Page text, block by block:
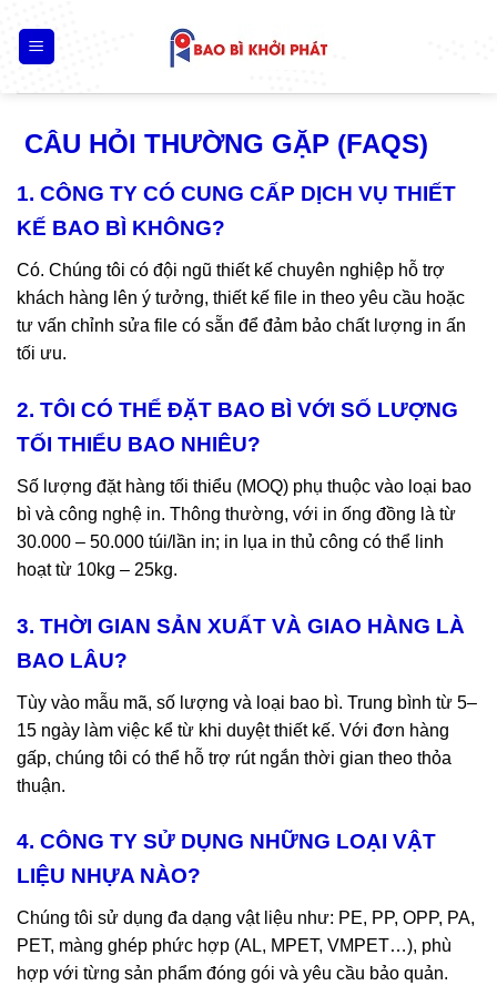
content
CÂU HỎI THƯỜNG GẶP (FAQS)
1. CÔNG TY CÓ CUNG CẤP DỊCH VỤ THIẾT
KẾ BAO BÌ KHÔNG?
Có. Chúng tôi có đội ngũ thiết kế chuyên nghiệp hỗ trợ
khách hàng lên ý tưởng, thiết kế file in theo yêu cầu hoặc
tư vấn chỉnh sửa file có sẵn để đảm bảo chất lượng in ấn
tối ưu.
2. TÔI CÓ THỂ ĐẶT BAO BÌ VỚI SỐ LƯỢNG
TỐI THIỂU BAO NHIÊU?
Số lượng đặt hàng tối thiểu (MOQ) phụ thuộc vào loại bao
bì và công nghệ in. Thông thường, với in ống đồng là từ
30.000 – 50.000 túi/lần in; in lụa in thủ công có thể linh
hoạt từ 10kg – 25kg.
3. THỜI GIAN SẢN XUẤT VÀ GIAO HÀNG LÀ
BAO LÂU?
Tùy vào mẫu mã, số lượng và loại bao bì. Trung bình từ 5–
15 ngày làm việc kể từ khi duyệt thiết kế. Với đơn hàng
gấp, chúng tôi có thể hỗ trợ rút ngắn thời gian theo thỏa
thuận.
4. CÔNG TY SỬ DỤNG NHỮNG LOẠI VẬT
LIỆU NHỰA NÀO?
Chúng tôi sử dụng đa dạng vật liệu như: PE, PP, OPP, PA,
PET, màng ghép phức hợp (AL, MPET, VMPET…), phù
hợp với từng sản phẩm đóng gói và yêu cầu bảo quản.